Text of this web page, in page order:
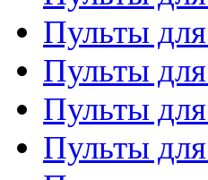
Пульты
Пульты
Пульты
Пульты